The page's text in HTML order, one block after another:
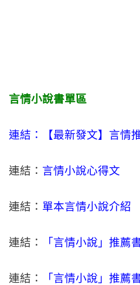
言情小說書單區
連結：【最新發文】 言情
連結： 言情小說心得文
連結： 單本言情小說介紹
連結： 「言情小說」推薦
連結： 「言情小說」推薦